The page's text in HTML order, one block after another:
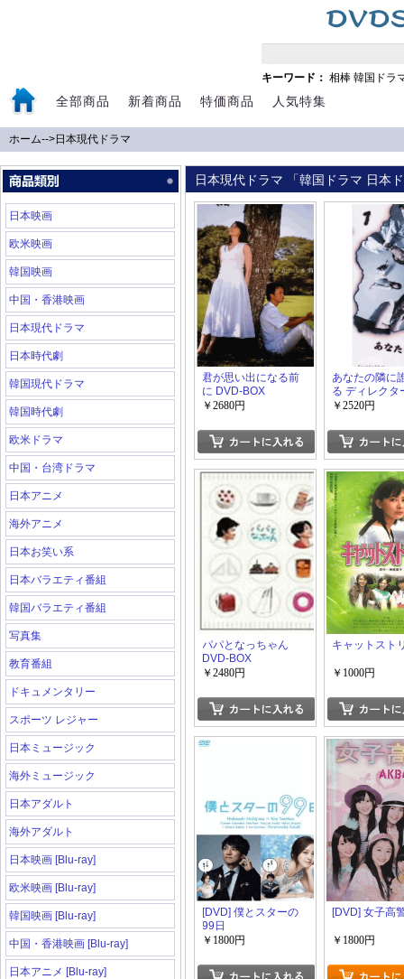
キーワード： 相棒 韓国ドラ
全部商品 新着商品 特価商品 人気特集
ホーム-->日本現代ドラマ
日本映画
欧米映画
韓国映画
中国・香港映画
日本現代ドラマ
日本時代劇
韓国現代ドラマ
韓国時代劇
欧米ドラマ
中国・台湾ドラマ
日本アニメ
海外アニメ
日本お笑い系
日本バラエティ番組
韓国バラエティ番組
写真集
教育番組
ドキュメンタリー
スポーツ レジャー
日本ミュージック
海外ミュージック
日本アダルト
海外アダルト
日本映画 [Blu-ray]
欧米映画 [Blu-ray]
韓国映画 [Blu-ray]
中国・香港映画 [Blu-ray]
日本アニメ [Blu-ray]
日本現代ドラマ 「韓国ドラマ 日本
君が思い出になる前
に DVD-BOX
￥2680円
あなたの隣に
る ディレクタ
ット DVD-
￥2520円
パパとなっちゃん
DVD-BOX
￥2480円
キャットスト
￥1000円
[DVD] 僕とスターの
99日
￥1800円
[DVD] 女子高
￥1800円